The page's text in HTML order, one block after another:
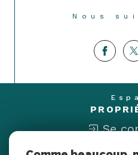
Nous
Se